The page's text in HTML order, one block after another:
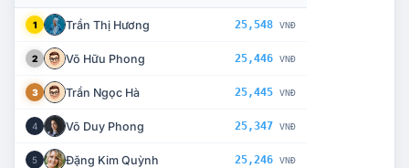
1 Trần Thị Hương 25,548 VNĐ
2 Võ Hữu Phong 25,446 VNĐ
3 Trần Ngọc Hà 25,445 VNĐ
4 Võ Duy Phong 25,347 VNĐ
5 Đặng Kim Quỳnh 25,246 VNĐ